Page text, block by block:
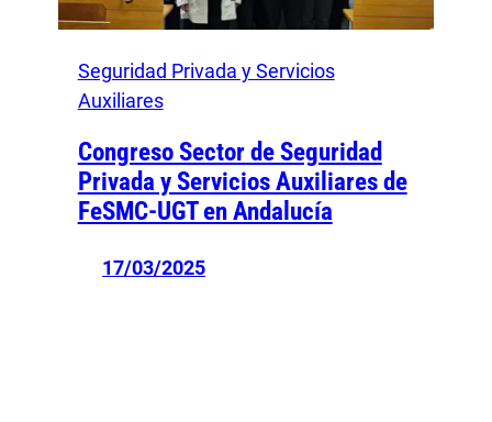
Seguridad Privada y Servicios
Auxiliares
Congreso Sector de Seguridad
Privada y Servicios Auxiliares de
FeSMC-UGT en Andalucía
17/03/2025